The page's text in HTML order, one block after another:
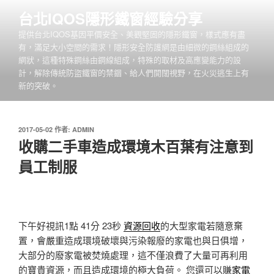
台北IQOS隱形鐵窗經驗分享
提供台北IQOS基因平價安全、美觀堅固的隱形鐵窗，樣式應有盡
有，滿足大小空間的需求！隱形安全防護網是由細微的鋼絲組成的
網狀，這種特殊鋼絲由鋼線組成，特殊的取材及高應變能力的設
計，解除傳統防盜鐵窗的禁錮、給人們開闊視野，在火災逃生上有
新的突破。
發
佈
於
2017-05-02 作者: ADMIN
收購二手車造成環境木百葉有注意到
員工制服
下午好視訊1點 41分 23秒 資源回收的大型家電若隨意棄
置，會嚴重造成環境破壞與污染報廢的家電也與日俱增，
大部分的廢家電被焚燒處理，這不僅浪費了大量可再利用
的寶貴資源，而且造成環境的極大負荷。 您還可以賺家電